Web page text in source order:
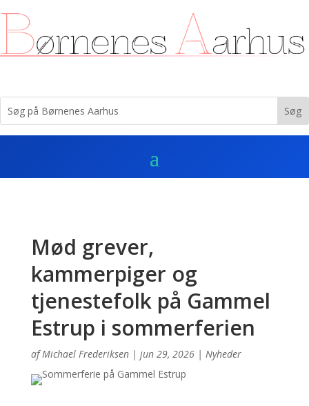
Mød grever,
kammerpiger og
tjenestefolk på Gammel
Estrup i sommerferien
afMichael Frederiksen| jun 29, 2026| Nyheder